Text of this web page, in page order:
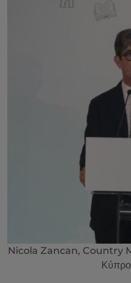
Nicola Zancan, Country